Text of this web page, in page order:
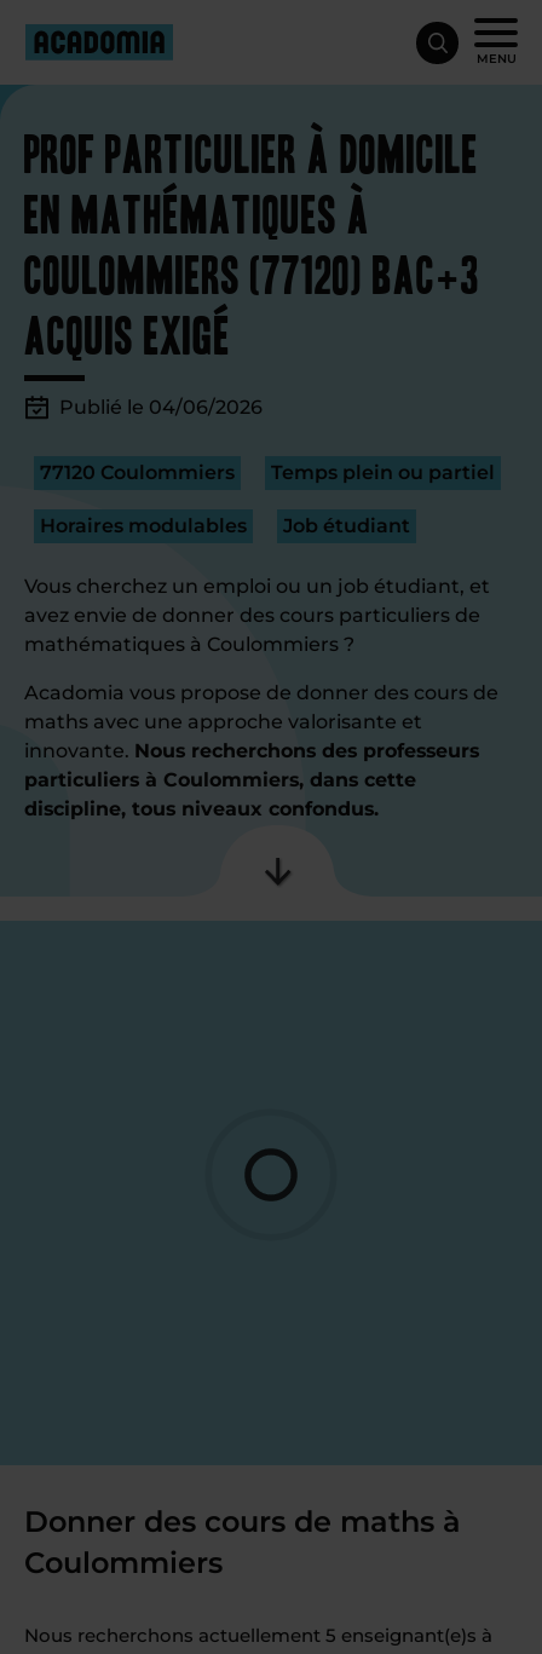
MENU
Prof particulier à domicile
en mathématiques à
Coulommiers (77120) Bac+3
acquis exigé
Publié le 04/06/2026
77120 Coulommiers Temps plein ou partiel
Horaires modulables Job étudiant
Vous cherchez un emploi ou un job étudiant, et
avez envie de donner des cours particuliers de
mathématiques à Coulommiers ?
Acadomia vous propose de donner des cours de
maths avec une approche valorisante et
innovante. Nous recherchons des professeurs
particuliers à Coulommiers, dans cette
discipline, tous niveaux confondus.
Donner des cours de maths à
Coulommiers
Nous recherchons actuellement 5 enseignant(e)s à